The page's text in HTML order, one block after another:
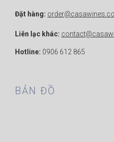
Đặt hàng:
Liên lạc khác:
Hotline: 0906 612 865
BẢN ĐỒ